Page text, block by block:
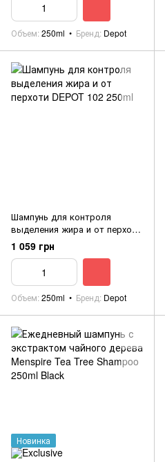
Объем 250ml Бренд Depot
Шампунь для контроля
выделения жира и от перхоти
DEPOT 102 250ml
1 059 грн
Объем 250ml Бренд Depot
Новинка